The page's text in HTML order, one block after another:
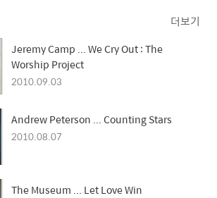
더보기
Jeremy Camp ... We Cry Out : The
Worship Project
2010.09.03
Andrew Peterson ... Counting Stars
2010.08.07
The Museum ... Let Love Win